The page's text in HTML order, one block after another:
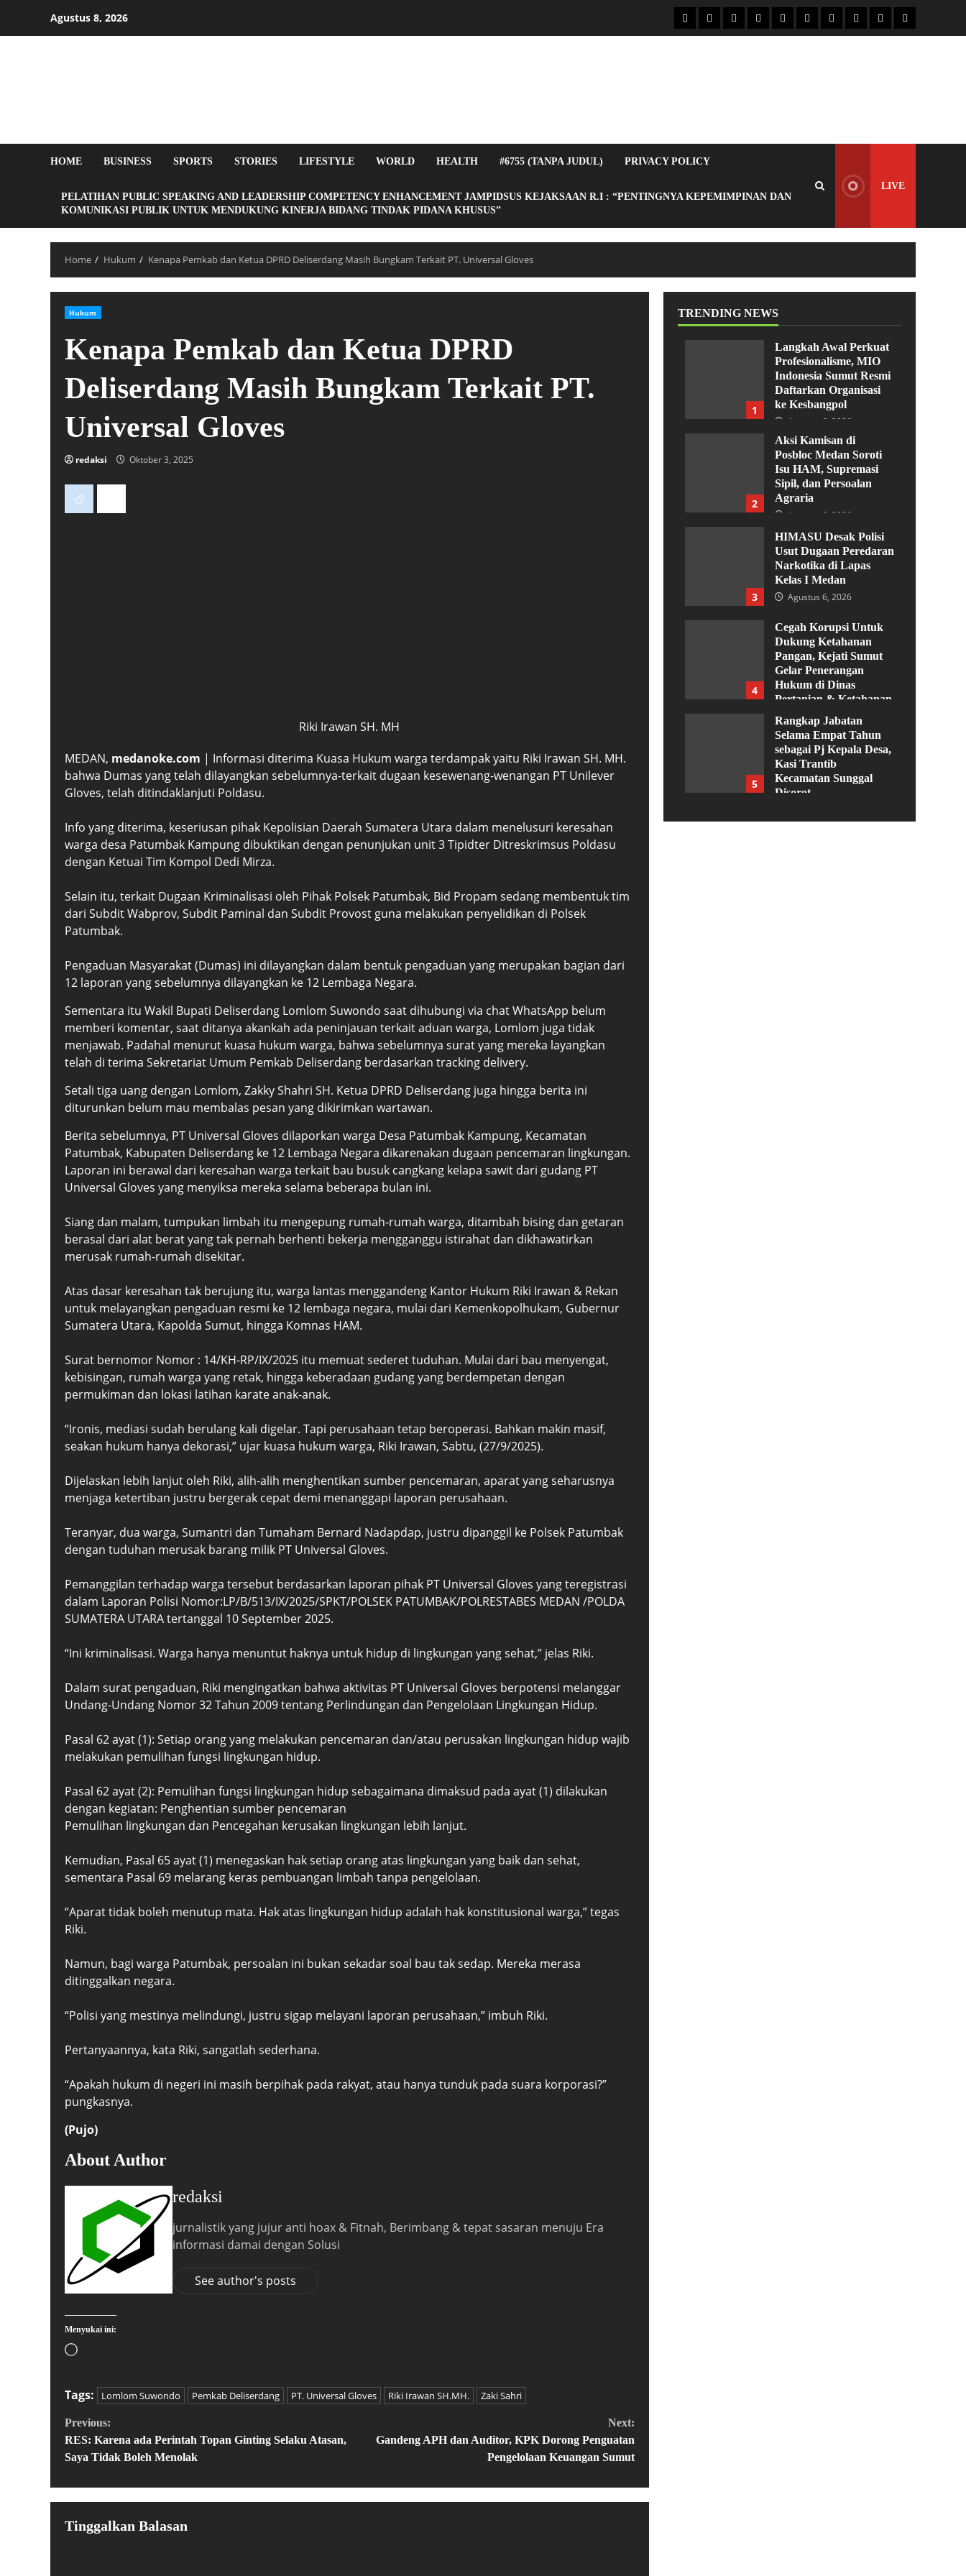
Agustus 8, 2026
HOME BUSINESS SPORTS STORIES LIFESTYLE WORLD HEALTH #6755 (TANPA JUDUL) PRIVACY POLICY
PELATIHAN PUBLIC SPEAKING AND LEADERSHIP COMPETENCY ENHANCEMENT JAMPIDSUS KEJAKSAAN R.I : “PENTINGNYA KEPEMIMPINAN DAN
KOMUNIKASI PUBLIK UNTUK MENDUKUNG KINERJA BIDANG TINDAK PIDANA KHUSUS”
LIVE
Home Hukum Kenapa Pemkab dan Ketua DPRD Deliserdang Masih Bungkam Terkait PT. Universal Gloves
Hukum
Kenapa Pemkab dan Ketua DPRD
Deliserdang Masih Bungkam Terkait PT.
Universal Gloves
redaksi Oktober 3, 2025
Riki Irawan SH. MH
MEDAN, medanoke.com | Informasi diterima Kuasa Hukum warga terdampak yaitu Riki Irawan SH. MH.
bahwa Dumas yang telah dilayangkan sebelumnya-terkait dugaan kesewenang-wenangan PT Unilever
Gloves, telah ditindaklanjuti Poldasu.
Info yang diterima, keseriusan pihak Kepolisian Daerah Sumatera Utara dalam menelusuri keresahan
warga desa Patumbak Kampung dibuktikan dengan penunjukan unit 3 Tipidter Ditreskrimsus Poldasu
dengan Ketuai Tim Kompol Dedi Mirza.
Selain itu, terkait Dugaan Kriminalisasi oleh Pihak Polsek Patumbak, Bid Propam sedang membentuk tim
dari Subdit Wabprov, Subdit Paminal dan Subdit Provost guna melakukan penyelidikan di Polsek
Patumbak.
Pengaduan Masyarakat (Dumas) ini dilayangkan dalam bentuk pengaduan yang merupakan bagian dari
12 laporan yang sebelumnya dilayangkan ke 12 Lembaga Negara.
Sementara itu Wakil Bupati Deliserdang Lomlom Suwondo saat dihubungi via chat WhatsApp belum
memberi komentar, saat ditanya akankah ada peninjauan terkait aduan warga, Lomlom juga tidak
menjawab. Padahal menurut kuasa hukum warga, bahwa sebelumnya surat yang mereka layangkan
telah di terima Sekretariat Umum Pemkab Deliserdang berdasarkan tracking delivery.
Setali tiga uang dengan Lomlom, Zakky Shahri SH. Ketua DPRD Deliserdang juga hingga berita ini
diturunkan belum mau membalas pesan yang dikirimkan wartawan.
Berita sebelumnya, PT Universal Gloves dilaporkan warga Desa Patumbak Kampung, Kecamatan
Patumbak, Kabupaten Deliserdang ke 12 Lembaga Negara dikarenakan dugaan pencemaran lingkungan.
Laporan ini berawal dari keresahan warga terkait bau busuk cangkang kelapa sawit dari gudang PT
Universal Gloves yang menyiksa mereka selama beberapa bulan ini.
Siang dan malam, tumpukan limbah itu mengepung rumah-rumah warga, ditambah bising dan getaran
berasal dari alat berat yang tak pernah berhenti bekerja mengganggu istirahat dan dikhawatirkan
merusak rumah-rumah disekitar.
Atas dasar keresahan tak berujung itu, warga lantas menggandeng Kantor Hukum Riki Irawan & Rekan
untuk melayangkan pengaduan resmi ke 12 lembaga negara, mulai dari Kemenkopolhukam, Gubernur
Sumatera Utara, Kapolda Sumut, hingga Komnas HAM.
Surat bernomor Nomor : 14/KH-RP/IX/2025 itu memuat sederet tuduhan. Mulai dari bau menyengat,
kebisingan, rumah warga yang retak, hingga keberadaan gudang yang berdempetan dengan
permukiman dan lokasi latihan karate anak-anak.
“Ironis, mediasi sudah berulang kali digelar. Tapi perusahaan tetap beroperasi. Bahkan makin masif,
seakan hukum hanya dekorasi,” ujar kuasa hukum warga, Riki Irawan, Sabtu, (27/9/2025).
Dijelaskan lebih lanjut oleh Riki, alih-alih menghentikan sumber pencemaran, aparat yang seharusnya
menjaga ketertiban justru bergerak cepat demi menanggapi laporan perusahaan.
Teranyar, dua warga, Sumantri dan Tumaham Bernard Nadapdap, justru dipanggil ke Polsek Patumbak
dengan tuduhan merusak barang milik PT Universal Gloves.
Pemanggilan terhadap warga tersebut berdasarkan laporan pihak PT Universal Gloves yang teregistrasi
dalam Laporan Polisi Nomor:LP/B/513/IX/2025/SPKT/POLSEK PATUMBAK/POLRESTABES MEDAN /POLDA
SUMATERA UTARA tertanggal 10 September 2025.
“Ini kriminalisasi. Warga hanya menuntut haknya untuk hidup di lingkungan yang sehat,” jelas Riki.
Dalam surat pengaduan, Riki mengingatkan bahwa aktivitas PT Universal Gloves berpotensi melanggar
Undang-Undang Nomor 32 Tahun 2009 tentang Perlindungan dan Pengelolaan Lingkungan Hidup.
Pasal 62 ayat (1): Setiap orang yang melakukan pencemaran dan/atau perusakan lingkungan hidup wajib
melakukan pemulihan fungsi lingkungan hidup.
Pasal 62 ayat (2): Pemulihan fungsi lingkungan hidup sebagaimana dimaksud pada ayat (1) dilakukan
dengan kegiatan: Penghentian sumber pencemaran
Pemulihan lingkungan dan Pencegahan kerusakan lingkungan lebih lanjut.
Kemudian, Pasal 65 ayat (1) menegaskan hak setiap orang atas lingkungan yang baik dan sehat,
sementara Pasal 69 melarang keras pembuangan limbah tanpa pengelolaan.
“Aparat tidak boleh menutup mata. Hak atas lingkungan hidup adalah hak konstitusional warga,” tegas
Riki.
Namun, bagi warga Patumbak, persoalan ini bukan sekadar soal bau tak sedap. Mereka merasa
ditinggalkan negara.
“Polisi yang mestinya melindungi, justru sigap melayani laporan perusahaan,” imbuh Riki.
Pertanyaannya, kata Riki, sangatlah sederhana.
“Apakah hukum di negeri ini masih berpihak pada rakyat, atau hanya tunduk pada suara korporasi?”
pungkasnya.
(Pujo)
About Author
redaksi
jurnalistik yang jujur anti hoax & Fitnah, Berimbang & tepat sasaran menuju Era
informasi damai dengan Solusi
See author's posts
Menyukai ini:
Tags: Lomlom Suwondo Pemkab Deliserdang PT. Universal Gloves Riki Irawan SH.MH. Zaki Sahri
Previous:
RES: Karena ada Perintah Topan Ginting Selaku Atasan,
Saya Tidak Boleh Menolak
Next:
Gandeng APH dan Auditor, KPK Dorong Penguatan
Pengelolaan Keuangan Sumut
Tinggalkan Balasan
TRENDING NEWS
1
Langkah Awal Perkuat
Profesionalisme, MIO
Indonesia Sumut Resmi
Daftarkan Organisasi
ke Kesbangpol
Agustus 6, 2026
2
Aksi Kamisan di
Posbloc Medan Soroti
Isu HAM, Supremasi
Sipil, dan Persoalan
Agraria
Agustus 6, 2026
3
HIMASU Desak Polisi
Usut Dugaan Peredaran
Narkotika di Lapas
Kelas I Medan
Agustus 6, 2026
4
Cegah Korupsi Untuk
Dukung Ketahanan
Pangan, Kejati Sumut
Gelar Penerangan
Hukum di Dinas
Pertanian & Ketahanan
Agustus 5, 2026
5
Rangkap Jabatan
Selama Empat Tahun
sebagai Pj Kepala Desa,
Kasi Trantib
Kecamatan Sunggal
Disorot